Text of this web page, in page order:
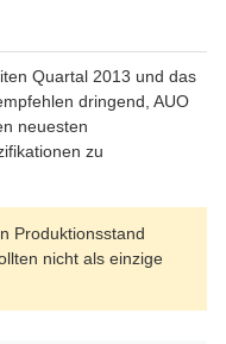
Quartal 2013 und das
dringend, AUO
neuesten
zu
Produktionsstand
nicht als einzige